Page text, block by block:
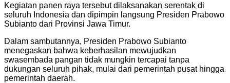
Kegiatan panen raya tersebut dilaksanakan serentak di
seluruh Indonesia dan dipimpin langsung Presiden Prabowo
Subianto dari Provinsi Jawa Timur.
Dalam sambutannya, Presiden Prabowo Subianto
menegaskan bahwa keberhasilan mewujudkan
swasembada pangan tidak mungkin tercapai tanpa
dukungan seluruh pihak, mulai dari pemerintah pusat hingga
pemerintah daerah.